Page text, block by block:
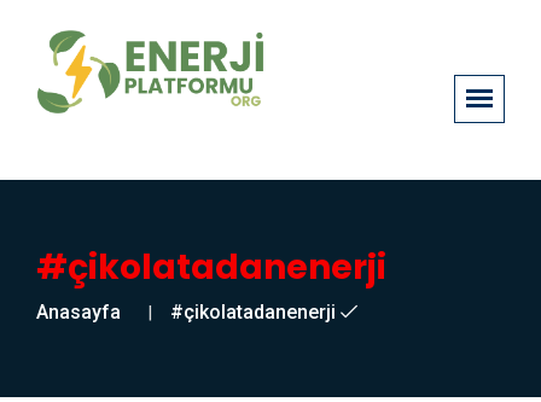
#çikolatadanenerji
Anasayfa #çikolatadanenerji